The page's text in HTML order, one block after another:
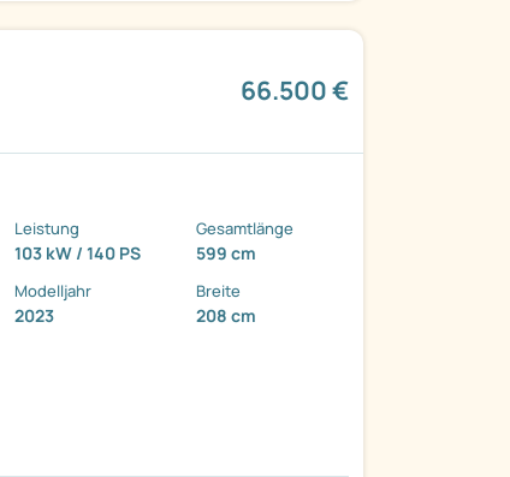
66.500 €
Leistung
103 kW / 140 PS
Gesamtlänge
599 cm
Modelljahr
2023
Breite
208 cm